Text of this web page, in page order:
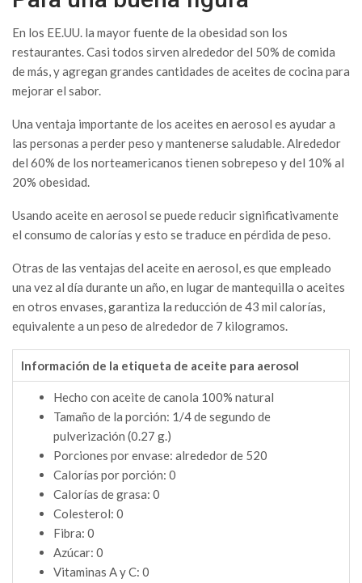
En los EE.UU. la mayor fuente de la obesidad son los
restaurantes. Casi todos sirven alrededor del 50% de comida
de más, y agregan grandes cantidades de aceites de cocina para
mejorar el sabor.
Una ventaja importante de los aceites en aerosol es ayudar a
las personas a perder peso y mantenerse saludable. Alrededor
del 60% de los norteamericanos tienen sobrepeso y del 10% al
20% obesidad.
Usando aceite en aerosol se puede reducir significativamente
el consumo de calorías y esto se traduce en pérdida de peso.
Otras de las ventajas del aceite en aerosol, es que empleado
una vez al día durante un año, en lugar de mantequilla o aceites
en otros envases, garantiza la reducción de 43 mil calorías,
equivalente a un peso de alrededor de 7 kilogramos.
Información de la etiqueta de aceite para aerosol
Hecho con aceite de canola 100% natural
Tamaño de la porción: 1/4 de segundo de
pulverización (0.27 g.)
Porciones por envase: alrededor de 520
Calorías por porción: 0
Calorías de grasa: 0
Colesterol: 0
Fibra: 0
Azúcar: 0
Vitaminas A y C: 0